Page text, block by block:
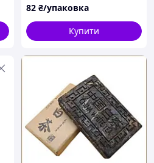
82 ₴/упаковка
Купити